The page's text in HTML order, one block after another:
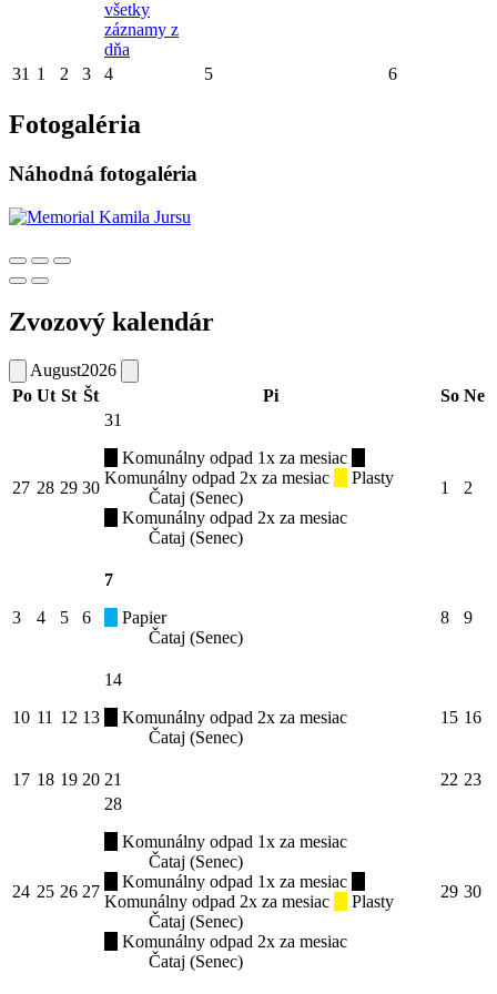
všetky
záznamy z
dňa
31 1 2 3 4 5 6
Fotogaléria
Náhodná fotogaléria
Zvozový kalendár
August2026
Po Ut St Št Pi So Ne
27 28 29 30
31
Komunálny odpad 1x za mesiac
Komunálny odpad 2x za mesiac
Plasty
Čataj (Senec)
Komunálny odpad 2x za mesiac
Čataj (Senec)
1 2
3 4 5 6
7
Papier
Čataj (Senec)
8 9
10 11 12 13
14
Komunálny odpad 2x za mesiac
Čataj (Senec)
15 16
17 18 19 20 21 22 23
24 25 26 27
28
Komunálny odpad 1x za mesiac
Čataj (Senec)
Komunálny odpad 1x za mesiac
Komunálny odpad 2x za mesiac
Plasty
Čataj (Senec)
Komunálny odpad 2x za mesiac
Čataj (Senec)
29 30